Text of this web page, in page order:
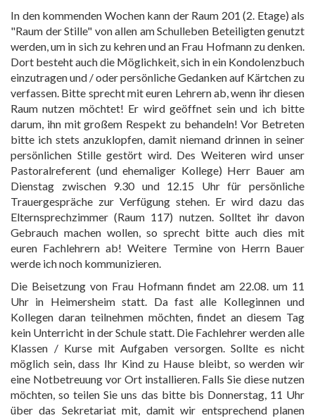
In den kommenden Wochen kann der Raum 201 (2. Etage) als
"Raum der Stille" von allen am Schulleben Beteiligten genutzt
werden, um in sich zu kehren und an Frau Hofmann zu denken.
Dort besteht auch die Möglichkeit, sich in ein Kondolenzbuch
einzutragen und / oder persönliche Gedanken auf Kärtchen zu
verfassen. Bitte sprecht mit euren Lehrern ab, wenn ihr diesen
Raum nutzen möchtet! Er wird geöffnet sein und ich bitte
darum, ihn mit großem Respekt zu behandeln! Vor Betreten
bitte ich stets anzuklopfen, damit niemand drinnen in seiner
persönlichen Stille gestört wird. Des Weiteren wird unser
Pastoralreferent (und ehemaliger Kollege) Herr Bauer am
Dienstag zwischen 9.30 und 12.15 Uhr für persönliche
Trauergespräche zur Verfügung stehen. Er wird dazu das
Elternsprechzimmer (Raum 117) nutzen. Solltet ihr davon
Gebrauch machen wollen, so sprecht bitte auch dies mit
euren Fachlehrern ab! Weitere Termine von Herrn Bauer
werde ich noch kommunizieren.
Die Beisetzung von Frau Hofmann findet am 22.08. um 11
Uhr in Heimersheim statt. Da fast alle Kolleginnen und
Kollegen daran teilnehmen möchten, findet an diesem Tag
kein Unterricht in der Schule statt. Die Fachlehrer werden alle
Klassen / Kurse mit Aufgaben versorgen. Sollte es nicht
möglich sein, dass Ihr Kind zu Hause bleibt, so werden wir
eine Notbetreuung vor Ort installieren. Falls Sie diese nutzen
möchten, so teilen Sie uns das bitte bis Donnerstag, 11 Uhr
über das Sekretariat mit, damit wir entsprechend planen